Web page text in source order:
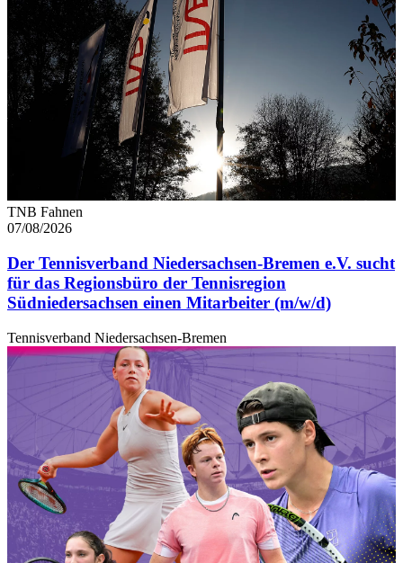
TNB Fahnen
07/08/2026
Der Tennisverband Niedersachsen-Bremen e.V. sucht
für das Regionsbüro der Tennisregion
Südniedersachsen einen Mitarbeiter (m/w/d)
Tennisverband Niedersachsen-Bremen